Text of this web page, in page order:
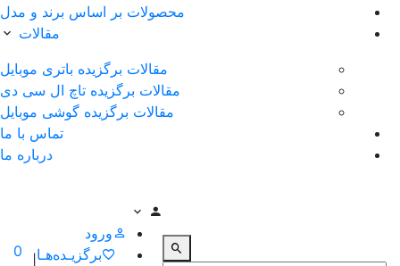
محصولات بر اساس برند و مدل
مقالات
مقالات برگزیده باتری موبایل
مقالات برگزیده تاچ ال سی دی
مقالات برگزیده گوشی موبایل
تماس با ما
درباره ما
ورود
برگزیـده‌هـا
0